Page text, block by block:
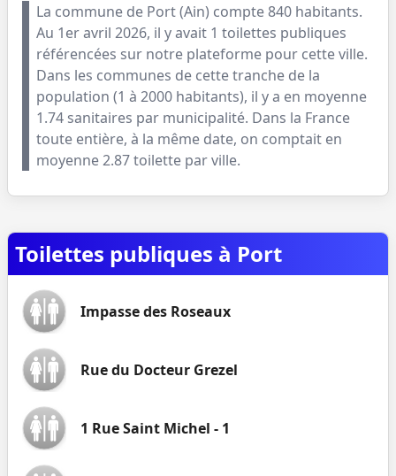
La commune de Port(Ain) compte840 habitants.
Au 1er avril 2026, il y avait 1 toilettes publiques
référencées sur notre plateforme pour cette ville.
Dans les communes de cette tranche de la
population (1 à 2000 habitants), il y a en moyenne
1.74 sanitaires par municipalité. Dans la France
toute entière, à la même date, on comptait en
moyenne2.87toilette par ville.
Toilettes publiques à Port
Impasse des Roseaux
Rue du Docteur Grezel
1 Rue Saint Michel - 1